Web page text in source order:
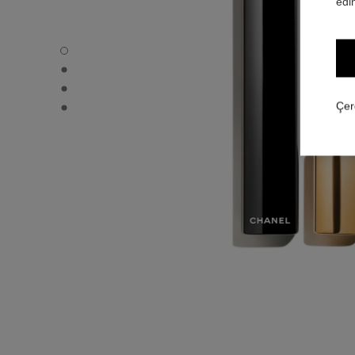
NOIR ALLURE - Varsayılan görünüm
NOIR ALLURE - Alternatif görünüm 1
NOIR ALLURE - Alternatif görünüm 2
NOIR ALLURE - Temel doku görünümü